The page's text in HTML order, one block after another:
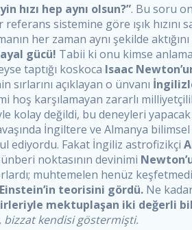
hızı hep aynı olsun?”. Bu soru
sistemine göre ışık hızını
her zaman aynı şekilde
gücü! Tabii ki onu kimse
taptığı koskoca Isaac
sırlarını açıklayan o ünvanı
hoş karşılamayan zararlı
kolay değildi, bu deneyleri
İngiltere ve Almanya
ediyordu. Fakat İngiliz astrofizikçi
noktasının devinimi
muhtemelen henüz
teorisini gördü. Ne
mektuplaşan iki değerli
bizzat kendisi göstermişti.